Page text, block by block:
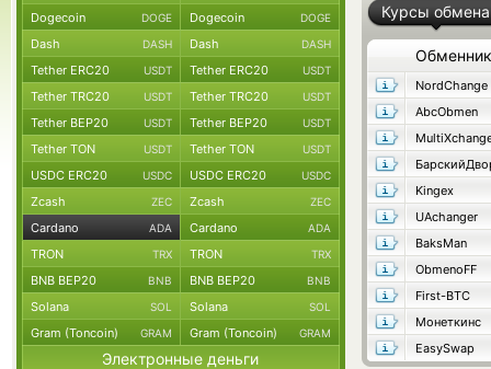
Курсы обмена
Обменник
NordChange
AbcObmen
Kingex
UAchanger
BaksMan
ObmenoFF
First-BTC
Монеткинс
EasySwap
Dogecoin DOGE Dogecoin DOGE
Dash DASH Dash DASH
Tether ERC20 USDT Tether ERC20 USDT
Tether TRC20 USDT Tether TRC20 USDT
Tether BEP20 USDT Tether BEP20 USDT
Tether TON USDT Tether TON USDT
USDC ERC20 USDC USDC ERC20 USDC
Zcash ZEC Zcash ZEC
Cardano ADA Cardano ADA
TRON TRX TRON TRX
BNB BEP20 BNB BNB BEP20 BNB
Solana SOL Solana SOL
Gram (Toncoin) GRAM Gram (Toncoin) GRAM
Электронные деньги